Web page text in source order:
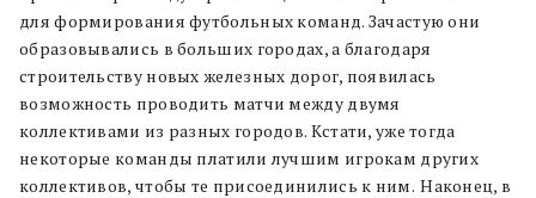
для формирования футбольных команд. Зачастую они
образовывались в больших городах, а благодаря
строительству новых железных дорог, появилась
возможность проводить матчи между двумя
коллективами из разных городов. Кстати, уже тогда
некоторые команды платили лучшим игрокам других
коллективов, чтобы те присоединились к ним. Наконец, в